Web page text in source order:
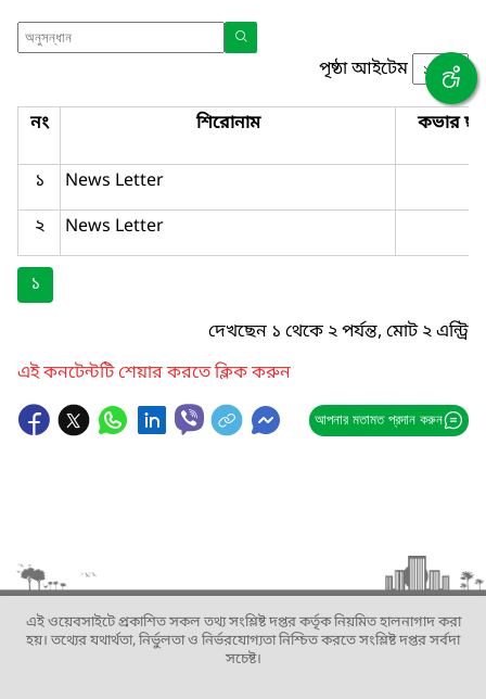
পৃষ্ঠা আইটেম
নং শিরোনাম কভার
১
News Letter
২
News Letter
১
দেখছেন ১ থেকে ২ পর্যন্ত, মোট ২ এন্ট্রি
এই কনটেন্টটি শেয়ার করতে ক্লিক করুন
আপনার মতামত প্রদান করুন
এই ওয়েবসাইটে প্রকাশিত সকল তথ্য সংশ্লিষ্ট দপ্তর কর্তৃক নিয়মিত হালনাগাদ করা
হয়। তথ্যের যথার্থতা, নির্ভুলতা ও নির্ভরযোগ্যতা নিশ্চিত করতে সংশ্লিষ্ট দপ্তর সর্বদা
সচেষ্ট।